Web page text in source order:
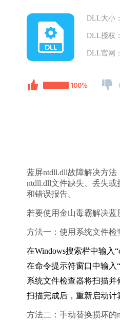
DLL大小：
DLL授权：
DLL官网：
蓝屏ntdll.dll故障解决方
ntdll.dll文件缺失、丢失或
和错误报告。
若要使用金山毒霸解决蓝
方法一：使用系统文件检
在Windows搜索栏中输入
在命令提示符窗口中输入
系统文件检查器将扫描并
扫描完成后，重新启动计
方法二：手动替换损坏的